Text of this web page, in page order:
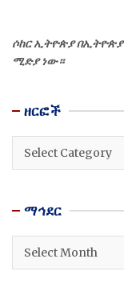
ሶከር ኢትዮጵያ በኢትዮጵያ
ሚድያ ነው።
ዘርፎች
ዘርፎች
ማኅደር
ማኅደር